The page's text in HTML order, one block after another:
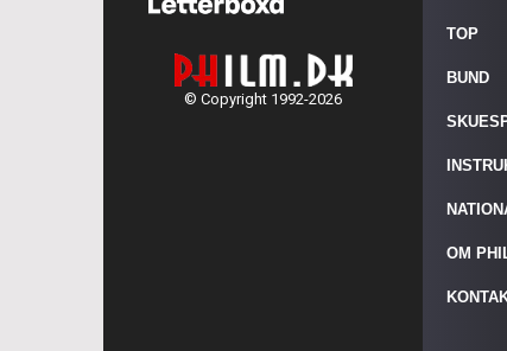
© Copyright 1992-2026
TOP
BUND
OM